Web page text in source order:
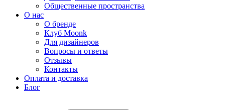
Общественные пространства
О нас
О бренде
Клуб Moonk
Для дизайнеров
Вопросы и ответы
Отзывы
Контакты
Оплата и доставка
Блог